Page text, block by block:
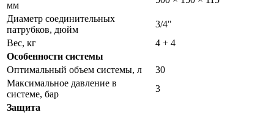
мм
Диаметр соединительных
патрубков, дюйм
3/4"
Вес, кг
4 + 4
Особенности системы
Оптимальный объем системы, л
30
Максимальное давление в
системе, бар
3
Защита